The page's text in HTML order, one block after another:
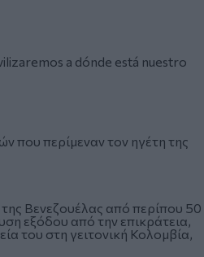
a dónde está nuestro
που περίμεναν τον ηγέτη της
Βενεζουέλας από περίπου 50
εξόδου από την επικράτεια,
του στη γειτονική Κολομβία,